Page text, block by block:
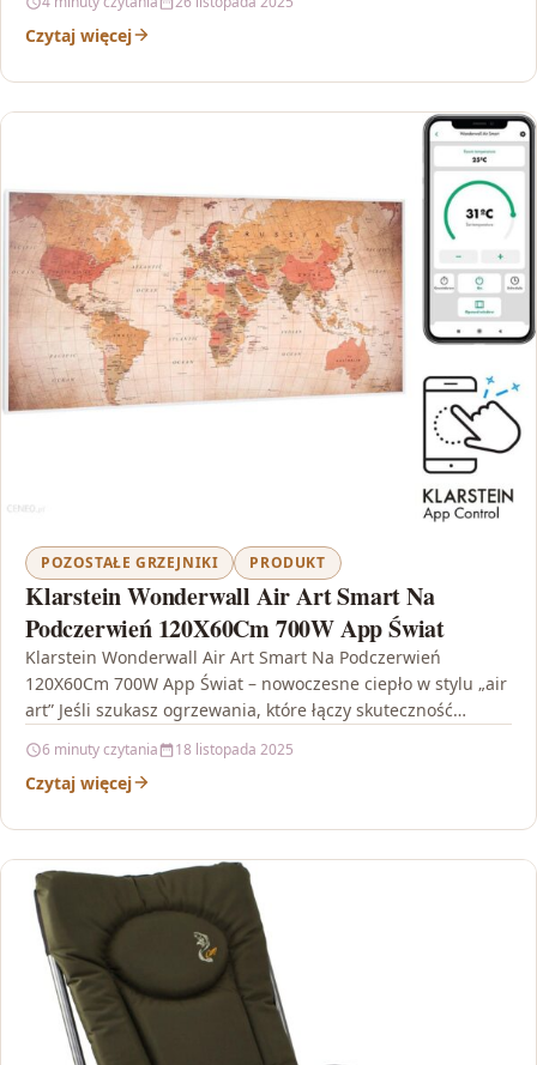
Czytaj więcej
POZOSTAŁE GRZEJNIKI PRODUKT
Klarstein Wonderwall Air Art Smart Na
Podczerwień 120X60Cm 700W App Świat
Klarstein Wonderwall Air Art Smart Na Podczerwień
120X60Cm 700W App Świat – nowoczesne ciepło w stylu „air
art” Jeśli szukasz ogrzewania, które łączy skuteczność…
6 minuty czytania 18 listopada 2025
Czytaj więcej